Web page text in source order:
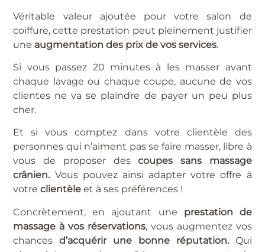
Véritable valeur ajoutée pour votre salon de
coiffure, cette prestation peut pleinement justifier
une augmentation des prix de vos services.
Si vous passez 20 minutes à les masser avant
chaque lavage ou chaque coupe, aucune de vos
clientes ne va se plaindre de payer un peu plus
cher.
Et si vous comptez dans votre clientèle des
personnes qui n’aiment pas se faire masser, libre à
vous de proposer descoupes sans massage
crânien. Vous pouvez ainsi adapter votre offre à
votreclientèle et à ses préférences !
Concrètement, en ajoutant une prestation de
massage à vos réservations, vous augmentez vos
chancesd’acquérir une bonne réputation.Qui